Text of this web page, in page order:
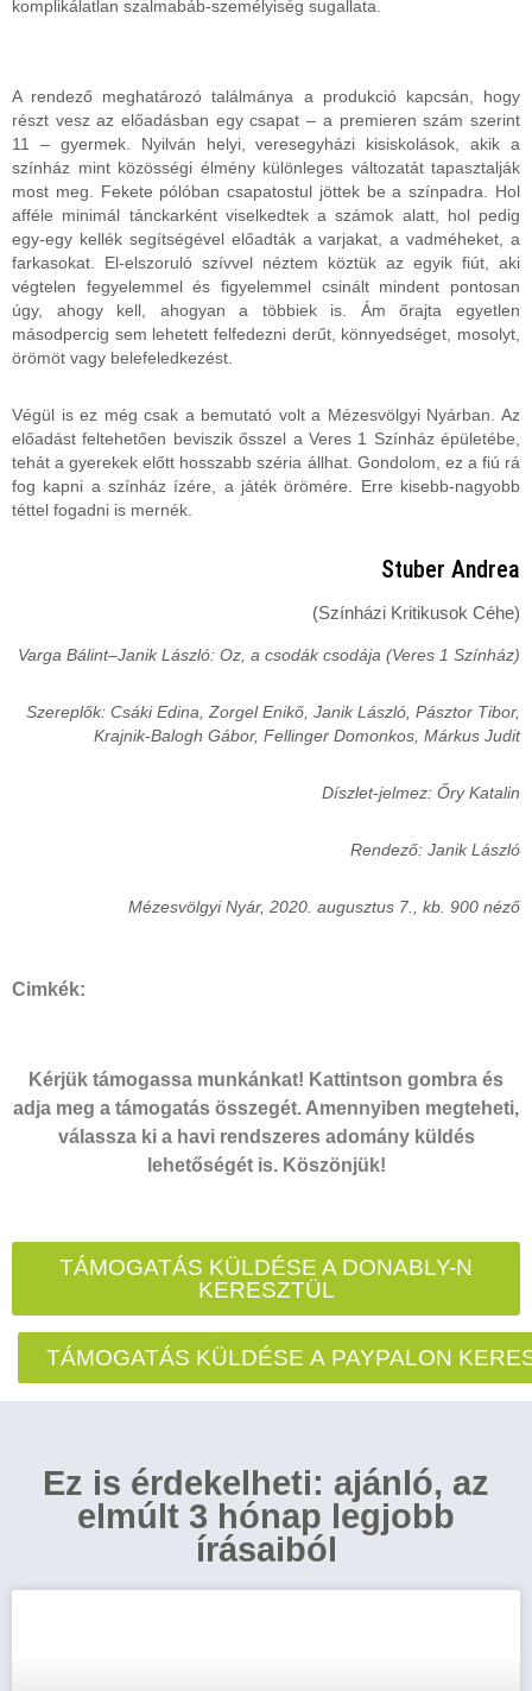
komplikálatlan szalmabáb-személyiség sugallata.
A rendező meghatározó találmánya a produkció kapcsán, hogy
részt vesz az előadásban egy csapat – a premieren szám szerint
11 – gyermek. Nyilván helyi, veresegyházi kisiskolások, akik a
színház mint közösségi élmény különleges változatát tapasztalják
most meg. Fekete pólóban csapatostul jöttek be a színpadra. Hol
afféle minimál tánckarként viselkedtek a számok alatt, hol pedig
egy-egy kellék segítségével előadták a varjakat, a vadméheket, a
farkasokat. El-elszoruló szívvel néztem köztük az egyik fiút, aki
végtelen fegyelemmel és figyelemmel csinált mindent pontosan
úgy, ahogy kell, ahogyan a többiek is. Ám őrajta egyetlen
másodpercig sem lehetett felfedezni derűt, könnyedséget, mosolyt,
örömöt vagy belefeledkezést.
Végül is ez még csak a bemutató volt a Mézesvölgyi Nyárban. Az
előadást feltehetően beviszik ősszel a Veres 1 Színház épületébe,
tehát a gyerekek előtt hosszabb széria állhat. Gondolom, ez a fiú rá
fog kapni a színház ízére, a játék örömére. Erre kisebb-nagyobb
téttel fogadni is mernék.
Stuber Andrea
(Színházi Kritikusok Céhe)
Varga Bálint–Janik László: Oz, a csodák csodája (Veres 1 Színház)
Szereplők: Csáki Edina, Zorgel Enikő, Janik László, Pásztor Tibor,
Krajnik-Balogh Gábor, Fellinger Domonkos, Márkus Judit
Díszlet-jelmez: Őry Katalin
Rendező: Janik László
Mézesvölgyi Nyár, 2020. augusztus 7., kb. 900 néző
Cimkék:
Kérjük támogassa munkánkat! Kattintson gombra és
adja meg a támogatás összegét. Amennyiben megteheti,
válassza ki a havi rendszeres adomány küldés
lehetőségét is. Köszönjük!
TÁMOGATÁS KÜLDÉSE A DONABLY-N
KERESZTÜL
TÁMOGATÁS KÜLDÉSE A PAYPALON
Ez is érdekelheti: ajánló, az
elmúlt 3 hónap legjobb
írásaiból